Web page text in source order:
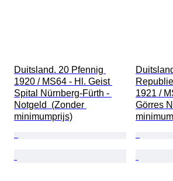
Duitsland. 20 Pfennig
1920 / MS64 - Hl. Geist
Spital Nürnberg-Fürth -
Notgeld  (Zonder
minimumprijs)
1921 /
Görres